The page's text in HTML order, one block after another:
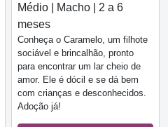
Médio | Macho | 2 a 6
meses
Conheça o Caramelo, um filhote
sociável e brincalhão, pronto
para encontrar um lar cheio de
amor. Ele é dócil e se dá bem
com crianças e desconhecidos.
Adoção já!